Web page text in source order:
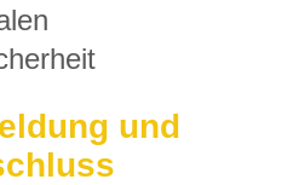
und